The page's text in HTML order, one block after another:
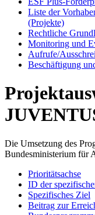
Lis­te der
(Pro­jek­te)
Recht­li­che
Mo­ni­to­ring und
Auf­ru­fe/
Be­schäf­ti­gung
Die Umsetzung des
Bundesministerium für
Prioritätsachse
ID der
Spezifisches Ziel
Beitrag zur